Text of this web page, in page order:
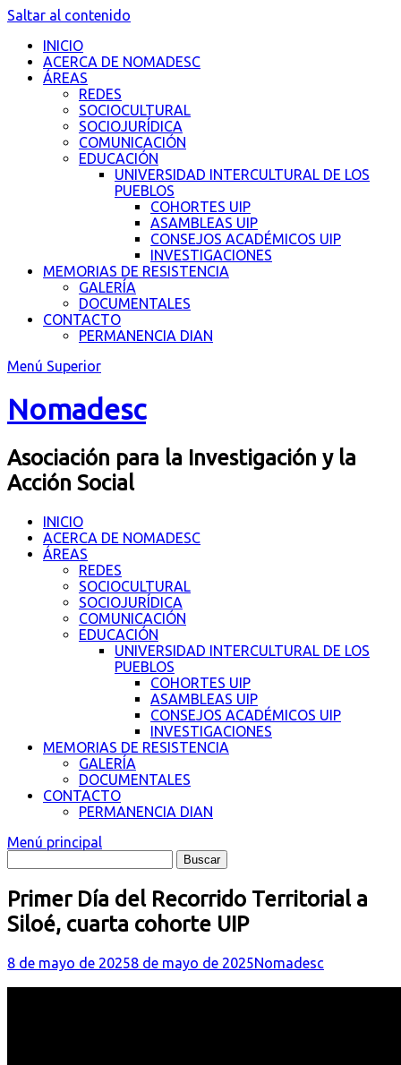
Saltar al contenido
INICIO
ACERCA DE NOMADESC
ÁREAS
REDES
SOCIOCULTURAL
SOCIOJURÍDICA
COMUNICACIÓN
EDUCACIÓN
UNIVERSIDAD INTERCULTURAL DE LOS
PUEBLOS
COHORTES UIP
ASAMBLEAS UIP
CONSEJOS ACADÉMICOS UIP
INVESTIGACIONES
MEMORIAS DE RESISTENCIA
GALERÍA
DOCUMENTALES
CONTACTO
PERMANENCIA DIAN
Menú Superior
Nomadesc
Asociación para la Investigación y la
Acción Social
INICIO
ACERCA DE NOMADESC
ÁREAS
REDES
SOCIOCULTURAL
SOCIOJURÍDICA
COMUNICACIÓN
EDUCACIÓN
UNIVERSIDAD INTERCULTURAL DE LOS
PUEBLOS
COHORTES UIP
ASAMBLEAS UIP
CONSEJOS ACADÉMICOS UIP
INVESTIGACIONES
MEMORIAS DE RESISTENCIA
GALERÍA
DOCUMENTALES
CONTACTO
PERMANENCIA DIAN
Menú principal
Primer Día del Recorrido Territorial a
Siloé, cuarta cohorte UIP
8 de mayo de 20258 de mayo de 2025Nomadesc